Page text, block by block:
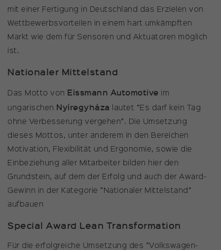
mit einer Fertigung in Deutschland das Erzielen von
Wettbewerbsvorteilen in einem hart umkämpften
Markt wie dem für Sensoren und Aktuatoren möglich
ist.
Nationaler Mittelstand
Das Motto von Eissmann Automotive im
ungarischen Nyíregyháza
lautet “Es darf kein Tag
ohne Verbesserung vergehen”. Die Umsetzung
dieses Mottos, unter anderem in den Bereichen
Motivation, Flexibilität und Ergonomie, sowie die
Einbeziehung aller Mitarbeiter bilden hier den
Grundstein, auf dem der Erfolg und auch der Award-
Gewinn in der Kategorie “Nationaler Mittelstand”
aufbauen
Special Award Lean Transformation
Für die erfolgreiche Umsetzung des “Volkswagen-